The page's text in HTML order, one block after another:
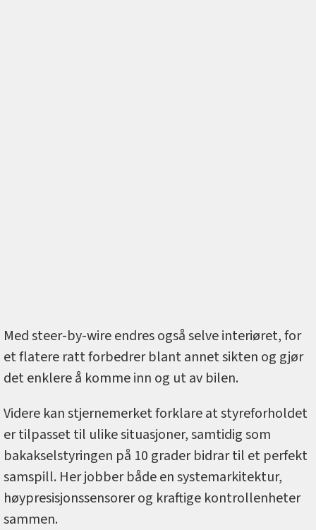
Med steer-by-wire endres også selve interiøret, for
et flatere ratt forbedrer blant annet sikten og gjør
det enklere å komme inn og ut av bilen.
Videre kan stjernemerket forklare at styreforholdet
er tilpasset til ulike situasjoner, samtidig som
bakakselstyringen på 10 grader bidrar til et perfekt
samspill. Her jobber både en systemarkitektur,
høypresisjonssensorer og kraftige kontrollenheter
sammen.